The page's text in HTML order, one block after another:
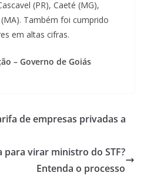
(PR), Caeté (MG),
Também foi cumprido
em altas cifras.
– Governo de Goiás
de empresas privadas a
para virar ministro do STF?
Entenda o processo